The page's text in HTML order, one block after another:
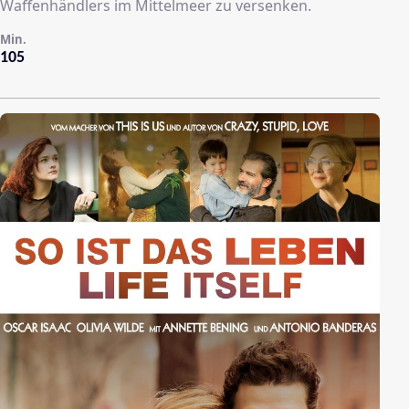
Waffenhändlers im Mittelmeer zu versenken.
105
Min.